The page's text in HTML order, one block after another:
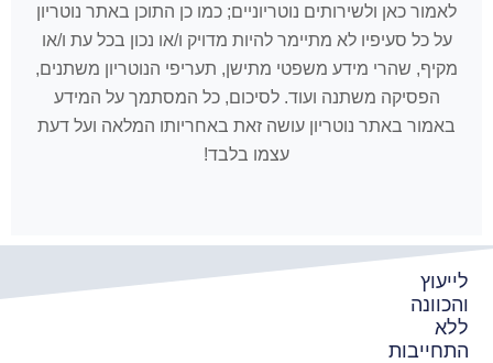
לאמור כאן ולשירותים נוטריוניים; כמו כן התוכן באתר נוטריון
על כל סעיפיו לא מתיימר להיות מדויק ו/או נכון בכל עת ו/או
מקיף, שהרי מידע משפטי מתישן, תעריפי הנוטריון משתנים,
הפסיקה משתנה ועוד. לסיכום, כל המסתמך על המידע
באמור באתר נוטריון עושה זאת באחריותו המלאה ועל דעת
עצמו בלבד!
לייעוץ
והכוונה
ללא
התחייבות